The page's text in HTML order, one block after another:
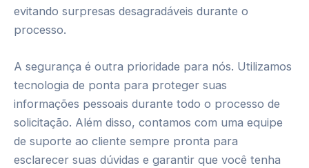
evitando surpresas desagradáveis durante o
processo.
A segurança é outra prioridade para nós. Utilizamos
tecnologia de ponta para proteger suas
informações pessoais durante todo o processo de
solicitação. Além disso, contamos com uma equipe
de suporte ao cliente sempre pronta para
esclarecer suas dúvidas e garantir que você tenha